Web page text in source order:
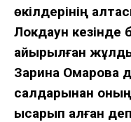
өкілдерінің
Локдаун кезінде
айырылған
Зарина Омарова
салдарынан
қысқарып қалған